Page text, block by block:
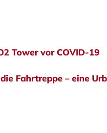
Tower vor COVID-19
Fahrtreppe – eine